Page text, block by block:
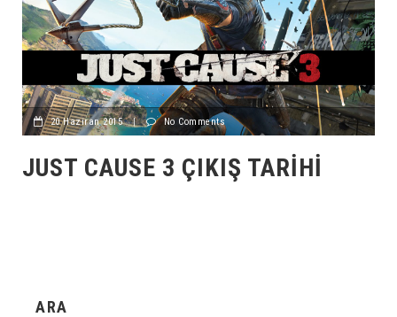
20 Haziran 2015 | No Comments
JUST CAUSE 3 ÇIKIŞ TARIHI
ARA